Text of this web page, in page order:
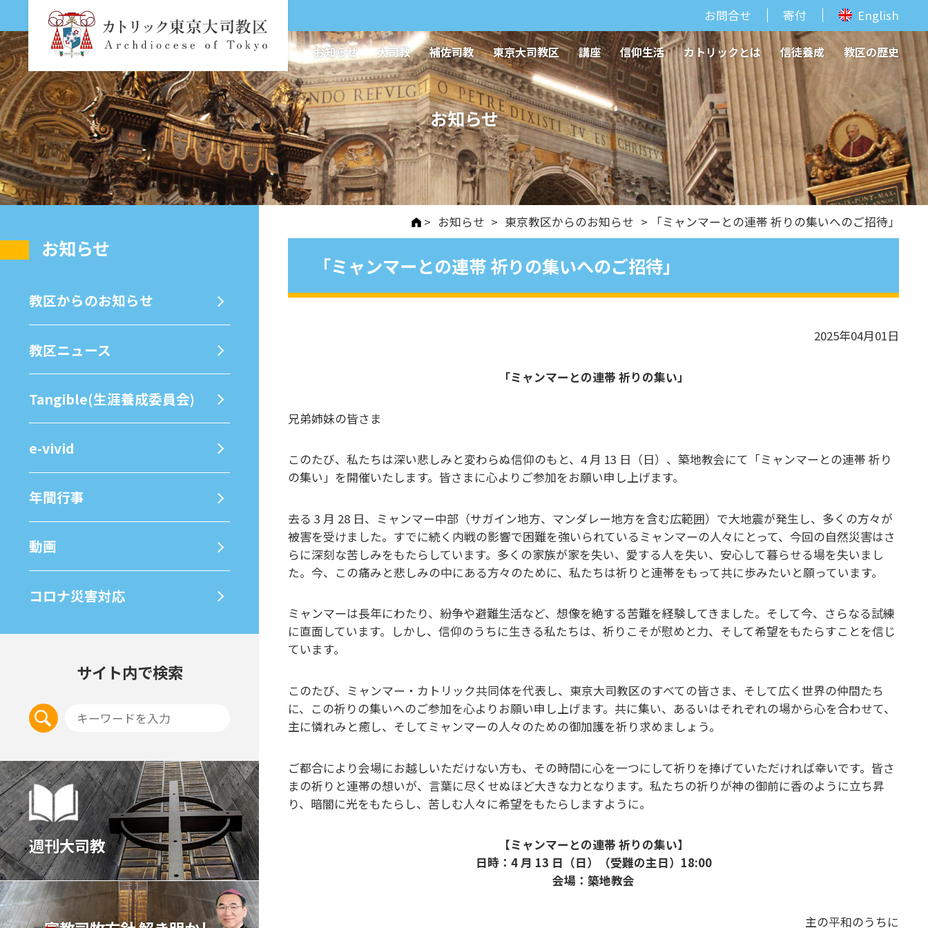
お問合せ 寄付 English
お知らせ 大司教 補佐司教 東京大司教区 講座 信仰生活 カトリックとは 信徒養成 教区の歴史
お知らせ
> お知らせ > 東京教区からのお知らせ > 「ミャンマーとの連帯 祈りの集いへのご招待」
「ミャンマーとの連帯 祈りの集いへのご招待」
2025年04月01日
「ミャンマーとの連帯 祈りの集い」
兄弟姉妹の皆さま
このたび、私たちは深い悲しみと変わらぬ信仰のもと、4 ⽉ 13 ⽇（日）、築地教会にて「ミャンマーとの連帯 祈り
の集い」を開催いたします。皆さまに⼼よりご参加をお願い申し上げます。
去る 3 ⽉ 28 ⽇、ミャンマー中部（サガイン地⽅、マンダレー地⽅を含む広範囲）で⼤地震が発⽣し、多くの⽅々が
被害を受けました。すでに続く内戦の影響で困難を強いられているミャンマーの⼈々にとって、今回の⾃然災害はさ
らに深刻な苦しみをもたらしています。多くの家族が家を失い、愛する⼈を失い、安⼼して暮らせる場を失いまし
た。今、この痛みと悲しみの中にある⽅々のために、私たちは祈りと連帯をもって共に歩みたいと願っています。
ミャンマーは⻑年にわたり、紛争や避難⽣活など、想像を絶する苦難を経験してきました。そして今、さらなる試練
に直⾯しています。しかし、信仰のうちに⽣きる私たちは、祈りこそが慰めと⼒、そして希望をもたらすことを信じ
ています。
このたび、ミャンマー・カトリック共同体を代表し、東京⼤司教区のすべての皆さま、そして広く世界の仲間たち
に、この祈りの集いへのご参加を⼼よりお願い申し上げます。共に集い、あるいはそれぞれの場から⼼を合わせて、
主に憐れみと癒し、そしてミャンマーの⼈々のための御加護を祈り求めましょう。
ご都合により会場にお越しいただけない⽅も、その時間に⼼を⼀つにして祈りを捧げていただければ幸いです。皆さ
まの祈りと連帯の想いが、⾔葉に尽くせぬほど⼤きな⼒となります。私たちの祈りが神の御前に⾹のように⽴ち昇
り、暗闇に光をもたらし、苦しむ⼈々に希望をもたらしますように。
【ミャンマーとの連帯 祈りの集い】
日時：4 ⽉ 13 ⽇（⽇）（受難の主⽇）18:00
会場：築地教会
主の平和のうちに
お知らせ
教区からのお知らせ
教区ニュース
Tangible(生涯養成委員会)
e-vivid
年間⾏事
動画
コロナ災害対応
サイト内で検索
週刊大司教